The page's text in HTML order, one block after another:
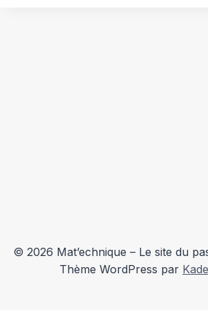
© 2026 Mat’echnique – Le site du
Thème WordPress par